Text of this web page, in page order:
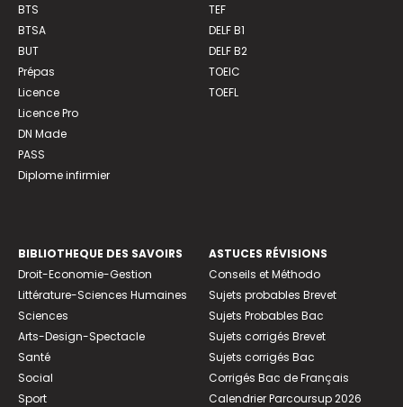
BTS
BTSA
BUT
Prépas
Licence
Licence Pro
DN Made
PASS
Diplome infirmier
TEF
DELF B1
DELF B2
TOEIC
TOEFL
BIBLIOTHEQUE DES SAVOIRS
Droit-Economie-Gestion
Littérature-Sciences Humaines
Sciences
Arts-Design-Spectacle
Santé
Social
Sport
ASTUCES RÉVISIONS
Conseils et Méthodo
Sujets probables Brevet
Sujets Probables Bac
Sujets corrigés Brevet
Sujets corrigés Bac
Corrigés Bac de Français
Calendrier Parcoursup 2026